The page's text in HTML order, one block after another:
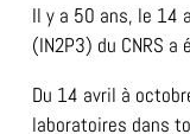
Il y a 50 ans, le 14
(IN2P3) du CNRS
Du 14 avril à
laboratoires dans